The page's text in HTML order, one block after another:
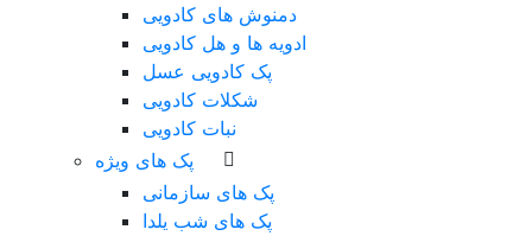
دمنوش های کادویی
ادویه ها و هل کادویی
پک کادویی عسل
شکلات کادویی
نبات کادویی
پک های ویژه
پک های سازمانی
پک های شب یلدا